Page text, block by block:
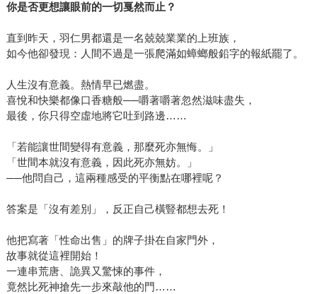
你是否更想讓眼前的一切戛然而止？
直到昨天，羽仁男都還是一名兢兢業業的上班族，
如今他卻發現：人間不過是一張爬滿如蟑螂般鉛字的報紙罷了。
人生沒有意義。熱情早已燃盡。
喜悅和快樂都像口香糖般──嚼著嚼著忽然滋味盡失，
最後，你只得空虛地將它吐到路邊……
「若能讓世間變得有意義，那麼死亦無悔。」
「世間本就沒有意義，因此死亦無妨。」
──他問自己，這兩種感受的平衡點在哪裡呢？
答案是「沒有差別」，反正自己橫豎都想去死！
他把寫著「性命出售」的牌子掛在自家門外，
故事就從這裡開始！
一連串荒唐、詭異又驚悚的事件，
竟然比死神搶先一步來敲他的門……